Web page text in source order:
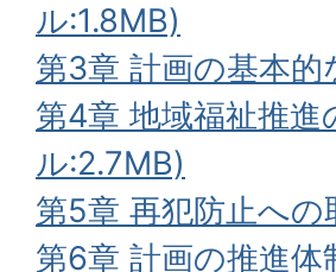
ル:1.8MB)
第3章 計画の基本
第4章 地域福祉推
ル:2.7MB)
第5章 再犯防止へ
第6章 計画の推進